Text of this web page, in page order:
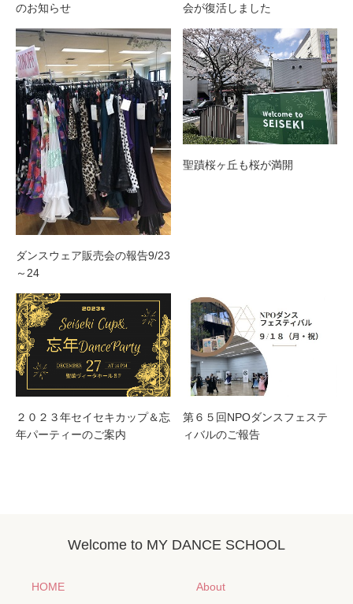
のお知らせ
会が復活しました
ダンスウェア販売会の報告9/23
～24
聖蹟桜ヶ丘も桜が満開
２０２３年セイセキカップ＆忘
年パーティーのご案内
第６５回NPOダンスフェステ
ィバルのご報告
Welcome to MY DANCE SCHOOL
HOME About